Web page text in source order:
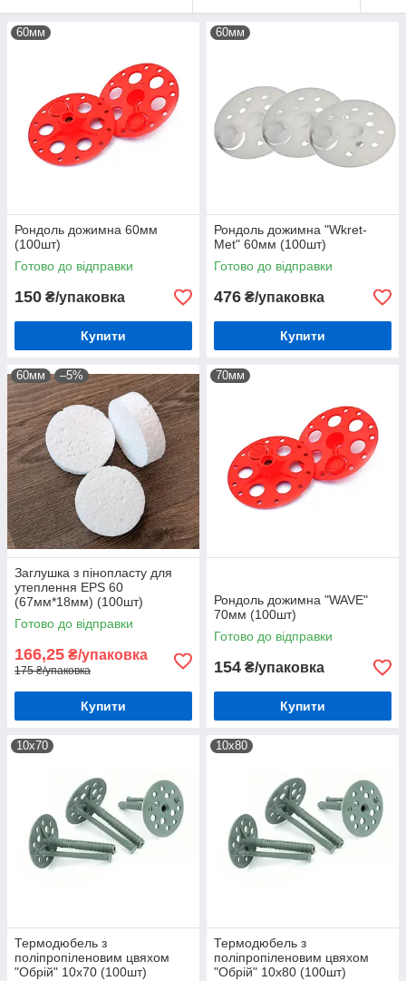
60мм
Рондоль дожимна 60мм
(100шт)
Готово до відправки
150 ₴/упаковка
Купити
60мм
Рондоль дожимна "Wkret-
Met" 60мм (100шт)
Готово до відправки
476 ₴/упаковка
Купити
60мм –5%
Заглушка з пінопласту для
утеплення EPS 60
(67мм*18мм) (100шт)
Готово до відправки
166,25 ₴/упаковка
175 ₴/упаковка
Купити
70мм
Рондоль дожимна "WAVE"
70мм (100шт)
Готово до відправки
154 ₴/упаковка
Купити
10х70
Термодюбель з
поліпропіленовим цвяхом
"Обрій" 10х70 (100шт)
10х80
Термодюбель з
поліпропіленовим цвяхом
"Обрій" 10х80 (100шт)